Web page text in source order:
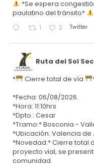
*Se espera
paulatino del tránsito*
1 2 Twitter
Ruta del Sol
* Cierre total de vía
*Fecha: 06/08/2026.
*Hora: 11:10hrs
*Dpto.: Cesar
*Tramo:* Bosconia -
*Ubicación: Valencia de
*Novedad:* Cierre total
proyecto vial, se
comunidad.